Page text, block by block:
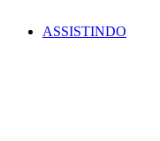
ASSISTINDO